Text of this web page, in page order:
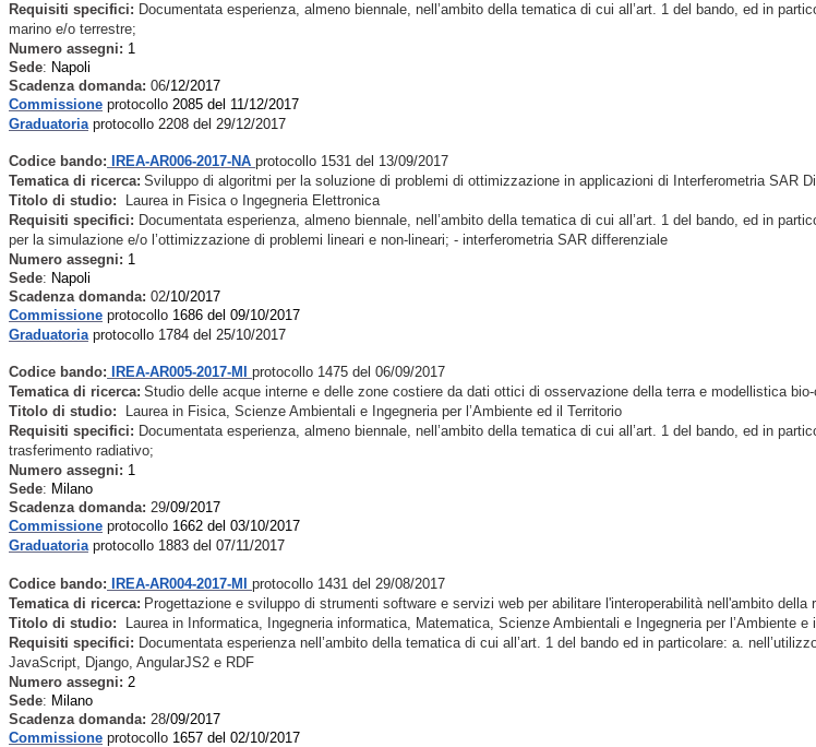
Requisiti specifici: Documentata esperienza, almeno biennale, nell’ambito della tematica di cui all’art. 1 del bando, ed in
marino e/o terrestre;
Numero assegni: 1
Sede: Napoli
Scadenza domanda: 06/12/2017
Commissione protocollo 2085 del 11/12/2017
Graduatoria protocollo 2208 del 29/12/2017
Codice bando: IREA-AR006-2017-NA protocollo 1531 del 13/09/2017
Tematica di ricerca: Sviluppo di algoritmi per la soluzione di problemi di ottimizzazione in applicazioni di Interferometria SAR
Titolo di studio:
Laurea in Fisica o Ingegneria Elettronica
Requisiti specifici: Documentata esperienza, almeno biennale, nell’ambito della tematica di cui all’art. 1 del bando, ed in
per la simulazione e/o l’ottimizzazione di problemi lineari e non-lineari; - interferometria SAR differenziale
Numero assegni: 1
Sede: Napoli
Scadenza domanda: 02/10/2017
Commissione protocollo 1686 del 09/10/2017
Graduatoria protocollo 1784 del 25/10/2017
Codice bando: IREA-AR005-2017-MI
protocollo 1475 del 06/09/2017
Tematica di ricerca: Studio delle acque interne e delle zone costiere da dati ottici di osservazione della terra e modellistica
Titolo di studio:
Laurea in Fisica, Scienze Ambientali e Ingegneria per l’Ambiente ed il Territorio
Requisiti specifici: Documentata esperienza, almeno biennale, nell’ambito della tematica di cui all’art. 1 del bando, ed in
trasferimento radiativo;
Numero assegni: 1
Sede: Milano
Scadenza domanda: 29/09/2017
Commissione protocollo 1662 del 03/10/2017
Graduatoria protocollo 1883 del 07/11/2017
Codice bando: IREA-AR004-2017-MI
protocollo 1431 del 29/08/2017
Tematica di ricerca: Progettazione e sviluppo di strumenti software e servizi web per abilitare l'interoperabilità nell'ambito della
Titolo di studio:
Laurea in Informatica, Ingegneria informatica, Matematica, Scienze Ambientali e Ingegneria per l’Ambiente e
Requisiti specifici: Documentata esperienza nell’ambito della tematica di cui all’art. 1 del bando ed in particolare: a.
JavaScript, Django, AngularJS2 e RDF
Numero assegni: 2
Sede: Milano
Scadenza domanda: 28/09/2017
Commissione protocollo 1657 del 02/10/2017